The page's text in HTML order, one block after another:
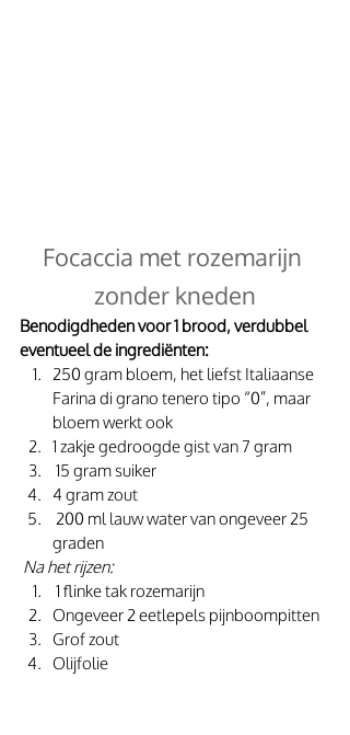
Focaccia met rozemarijn
zonder kneden
Benodigdheden voor 1 brood, verdubbel
eventueel de ingrediënten:
250 gram bloem, het liefst Italiaanse
Farina di grano tenero tipo “0”, maar
bloem werkt ook
1 zakje gedroogde gist van 7 gram
15 gram suiker
4 gram zout
graden
Na het rijzen:
1 flinke tak rozemarijn
Ongeveer 2 eetlepels pijnboompitten
Grof zout
Olijfolie